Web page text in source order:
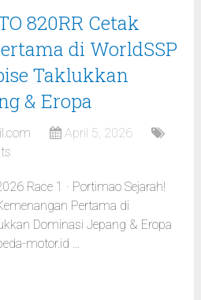
820RR Cetak
di WorldSSP
Taklukkan
& Eropa
April 5, 2026
Race 1 · Portimao Sejarah!
Pertama di
Dominasi Jepang & Eropa
motor.id …